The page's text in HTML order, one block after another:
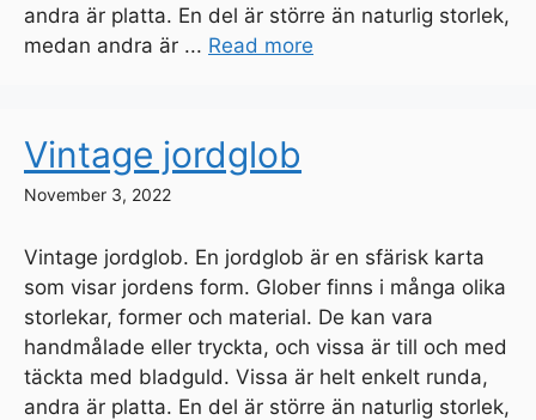
andra är platta. En del är större än naturlig storlek,
medan andra är ... Read more
Vintage jordglob
November 3, 2022
Vintage jordglob. En jordglob är en sfärisk karta
som visar jordens form. Glober finns i många olika
storlekar, former och material. De kan vara
handmålade eller tryckta, och vissa är till och med
täckta med bladguld. Vissa är helt enkelt runda,
andra är platta. En del är större än naturlig storlek,